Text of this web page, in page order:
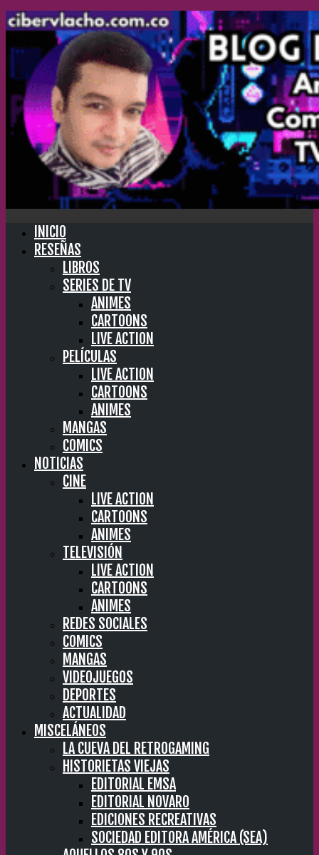
INICIO
RESEÑAS
LIBROS
SERIES DE TV
ANIMES
CARTOONS
LIVE ACTION
PELÍCULAS
LIVE ACTION
CARTOONS
ANIMES
MANGAS
COMICS
NOTICIAS
CINE
LIVE ACTION
CARTOONS
ANIMES
TELEVISIÓN
LIVE ACTION
CARTOONS
ANIMES
REDES SOCIALES
COMICS
MANGAS
VIDEOJUEGOS
DEPORTES
ACTUALIDAD
MISCELÁNEOS
LA CUEVA DEL RETROGAMING
HISTORIETAS VIEJAS
EDITORIAL EMSA
EDITORIAL NOVARO
EDICIONES RECREATIVAS
SOCIEDAD EDITORA AMÉRICA (SEA)